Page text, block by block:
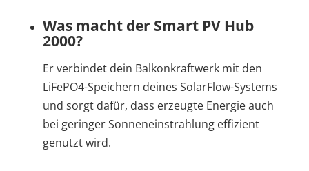
Was macht der Smart PV Hub
2000?
Er verbindet dein Balkonkraftwerk mit den
LiFePO4-Speichern deines SolarFlow-Systems
und sorgt dafür, dass erzeugte Energie auch
bei geringer Sonneneinstrahlung effizient
genutzt wird.